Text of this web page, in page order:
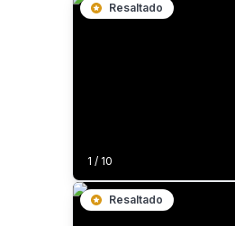
1 / 10
Resaltado
Resaltado